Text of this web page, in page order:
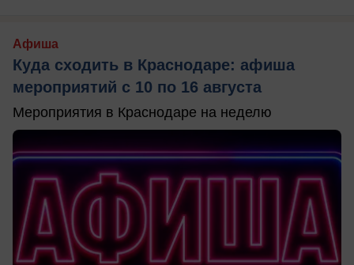
Афиша
Куда сходить в Краснодаре: афиша
мероприятий с 10 по 16 августа
Мероприятия в Краснодаре на неделю